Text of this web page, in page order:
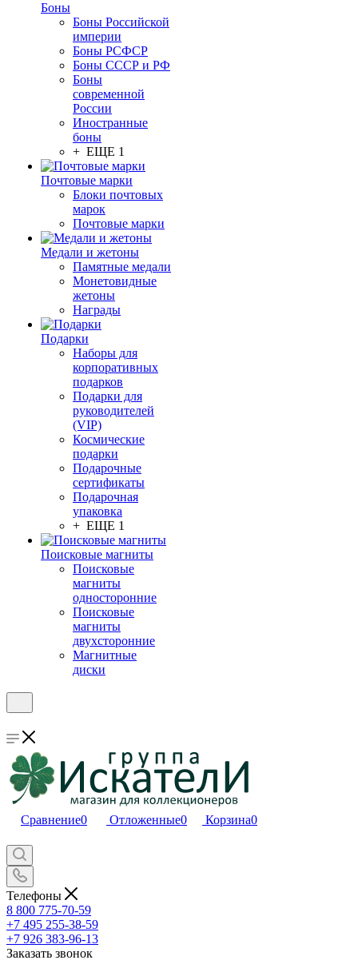
Боны
Боны Российской
империи
Боны РСФСР
Боны СССР и РФ
Боны
современной
России
Иностранные
боны
+ ЕЩЕ 1
Почтовые марки
Блоки почтовых
марок
Почтовые марки
Медали и жетоны
Памятные медали
Монетовидные
жетоны
Награды
Подарки
Наборы для
корпоративных
подарков
Подарки для
руководителей
(VIP)
Космические
подарки
Подарочные
сертификаты
Подарочная
упаковка
+ ЕЩЕ 1
Поисковые магниты
Поисковые
магниты
односторонние
Поисковые
магниты
двухсторонние
Магнитные
диски
Сравнение0 Отложенные0 Корзина0
Телефоны
8 800 775-70-59
+7 495 255-38-59
+7 926 383-96-13
Заказать звонок